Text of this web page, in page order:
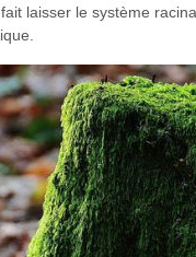
laisser le système